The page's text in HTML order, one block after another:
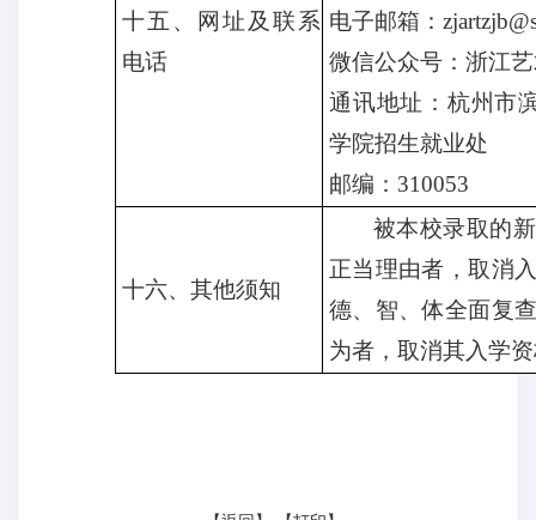
十五、网址及联系
电话
电子邮箱：
微信公众号：浙江
通讯地址：杭州市
学院招生就业处
邮编： 310053
十六、 其他须知
被本校录取的
正当理由者，取消
德、智、体全面复
为者，取消其入学